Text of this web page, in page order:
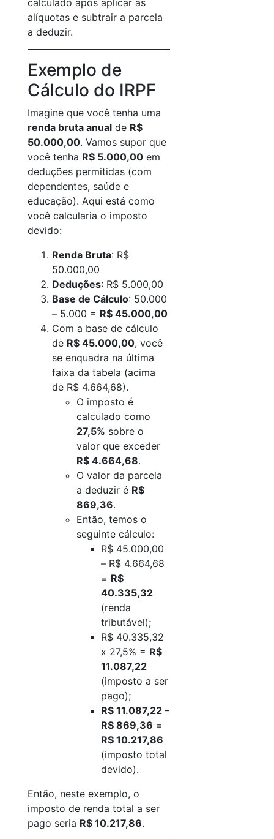
calculado após aplicar as
alíquotas e subtrair a parcela
a deduzir.
Exemplo de
Cálculo do IRPF
Imagine que você tenha uma
renda bruta anual de R$
50.000,00. Vamos supor que
você tenha R$ 5.000,00 em
deduções permitidas (com
dependentes, saúde e
educação). Aqui está como
você calcularia o imposto
devido:
Renda Bruta: R$
50.000,00
Deduções: R$ 5.000,00
Base de Cálculo: 50.000
– 5.000 = R$ 45.000,00
Com a base de cálculo
de R$ 45.000,00, você
se enquadra na última
faixa da tabela (acima
de R$ 4.664,68).
O imposto é
calculado como
27,5% sobre o
valor que exceder
R$ 4.664,68.
O valor da parcela
a deduzir é R$
869,36.
Então, temos o
seguinte cálculo:
R$ 45.000,00
– R$ 4.664,68
= R$
40.335,32
(renda
tributável);
R$ 40.335,32
x 27,5% = R$
11.087,22
(imposto a ser
pago);
R$ 11.087,22 –
R$ 869,36 =
R$ 10.217,86
(imposto total
devido).
Então, neste exemplo, o
imposto de renda total a ser
pago seria R$ 10.217,86.